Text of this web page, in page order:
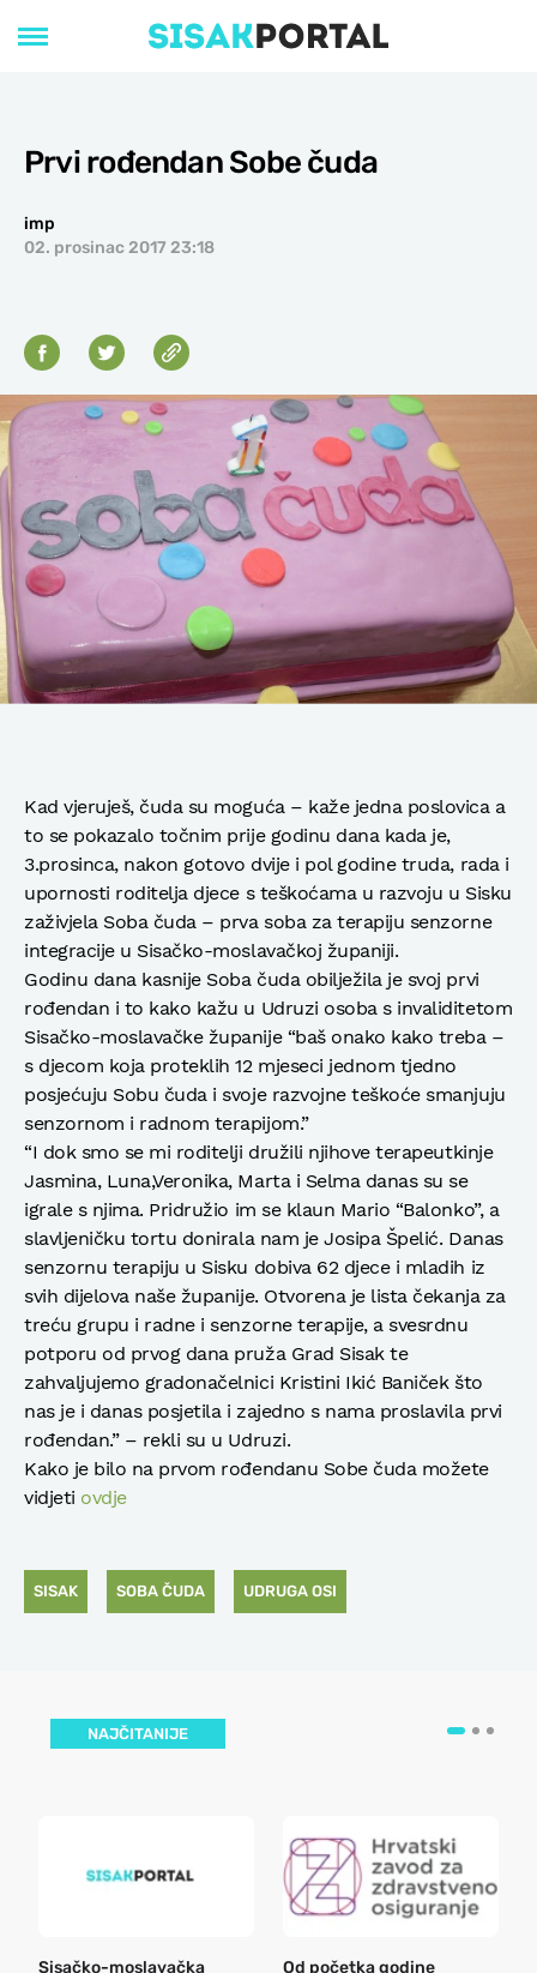
Prvi rođendan Sobe čuda
imp
02. prosinac 2017 23:18
Kad vjeruješ, čuda su moguća – kaže jedna poslovica a
to se pokazalo točnim prije godinu dana kada je,
3.prosinca, nakon gotovo dvije i pol godine truda, rada i
upornosti roditelja djece s teškoćama u razvoju u Sisku
zaživjela Soba čuda – prva soba za terapiju senzorne
integracije u Sisačko-moslavačkoj županiji.
Godinu dana kasnije Soba čuda obilježila je svoj prvi
rođendan i to kako kažu u Udruzi osoba s invaliditetom
Sisačko-moslavačke županije “baš onako kako treba –
s djecom koja proteklih 12 mjeseci jednom tjedno
posjećuju Sobu čuda i svoje razvojne teškoće smanjuju
senzornom i radnom terapijom.”
“I dok smo se mi roditelji družili njihove terapeutkinje
Jasmina, Luna,Veronika, Marta i Selma danas su se
igrale s njima. Pridružio im se klaun Mario “Balonko”, a
slavljeničku tortu donirala nam je Josipa Špelić. Danas
senzornu terapiju u Sisku dobiva 62 djece i mladih iz
svih dijelova naše županije. Otvorena je lista čekanja za
treću grupu i radne i senzorne terapije, a svesrdnu
potporu od prvog dana pruža Grad Sisak te
zahvaljujemo gradonačelnici Kristini Ikić Baniček što
nas je i danas posjetila i zajedno s nama proslavila prvi
rođendan.” – rekli su u Udruzi.
Kako je bilo na prvom rođendanu Sobe čuda možete
vidjeti ovdje
SISAK SOBA ČUDA UDRUGA OSI
NAJČITANIJE
Sisačko-moslavačka
Od početka godine